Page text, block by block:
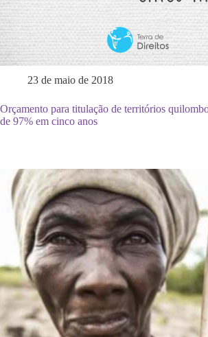
23 de maio de 2018
Orçamento para titulação de territórios
de 97% em cinco anos